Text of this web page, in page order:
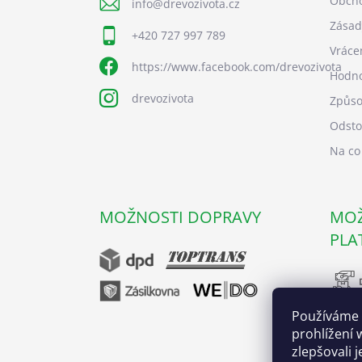
prohlížení
zlepšovali
info@drevozivota.cz
+420 727 997 789
https://www.facebook.com/drevozivota
drevozivota
Na
MOŽNOSTI DOPRAVY